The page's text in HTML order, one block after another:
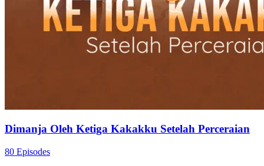
Dimanja Oleh Ketiga Kakakku Setelah Perceraian
80 Episodes